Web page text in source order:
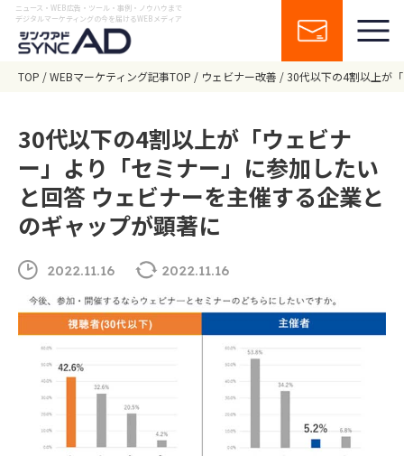
ニュース・WEB広告・ツール・事例・ノウハウまで
デジタルマーケティングの今を届けるWEBメディア
TOP WEBマーケティング記事TOP ウェビナー改善 30代以下の4割以上が
30代以下の4割以上が「ウェビナ
ー」より「セミナー」に参加したい
と回答 ウェビナーを主催する企業と
のギャップが顕著に
2022.11.16 2022.11.16